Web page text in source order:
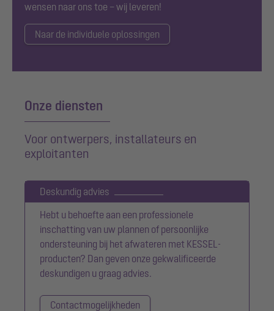
wensen naar ons toe – wij leveren!
Naar de individuele oplossingen
Onze diensten
Voor ontwerpers, installateurs en
exploitanten
Deskundig advies
Hebt u behoefte aan een professionele
inschatting van uw plannen of persoonlijke
ondersteuning bij het afwateren met KESSEL-
producten? Dan geven onze gekwalificeerde
deskundigen u graag advies.
Contactmogelijkheden